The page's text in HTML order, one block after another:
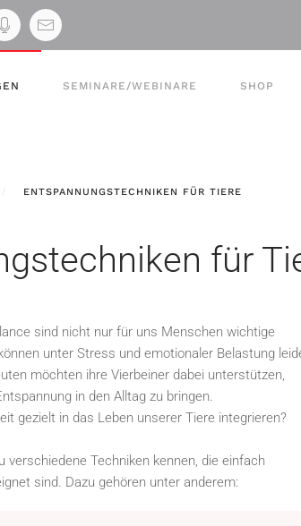
SEMINARE/WEBINARE SHOP
ENTSPANNUNGSTECHNIKEN FÜR TIERE
für
sind nicht nur für uns Menschen wichtige
unter Stress und emotionaler Belastung
möchten ihre Vierbeiner dabei unterstützen,
in den Alltag zu bringen.
gezielt in das Leben unserer Tiere integrieren?
verschiedene Techniken kennen, die einfach
sind. Dazu gehören unter anderem: